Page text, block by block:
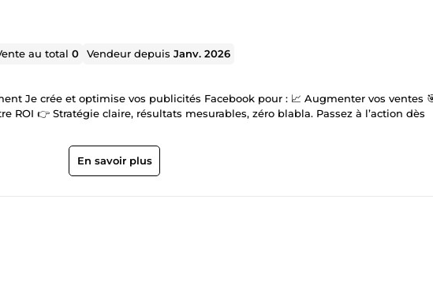
au total0 Vendeur depuisJanv. 2026
Je crée et optimise vos publicités Facebook pour : 📈 Augmenter vos ventes
ROI 👉 Stratégie claire, résultats mesurables, zéro blabla. Passez à l’action dès
En savoir plus